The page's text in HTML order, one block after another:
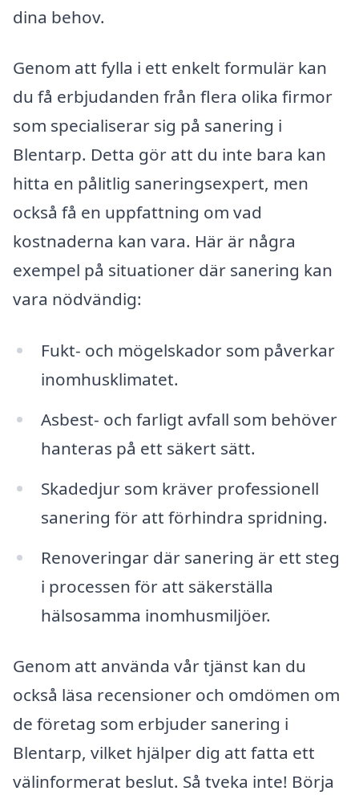
dina behov.
Genom att fylla i ett enkelt formulär kan
du få erbjudanden från flera olika firmor
som specialiserar sig på sanering i
Blentarp. Detta gör att du inte bara kan
hitta en pålitlig saneringsexpert, men
också få en uppfattning om vad
kostnaderna kan vara. Här är några
exempel på situationer där sanering kan
vara nödvändig:
Fukt- och mögelskador som påverkar
inomhusklimatet.
Asbest- och farligt avfall som behöver
hanteras på ett säkert sätt.
Skadedjur som kräver professionell
sanering för att förhindra spridning.
Renoveringar där sanering är ett steg
i processen för att säkerställa
hälsosamma inomhusmiljöer.
Genom att använda vår tjänst kan du
också läsa recensioner och omdömen om
de företag som erbjuder sanering i
Blentarp, vilket hjälper dig att fatta ett
välinformerat beslut. Så tveka inte! Börja